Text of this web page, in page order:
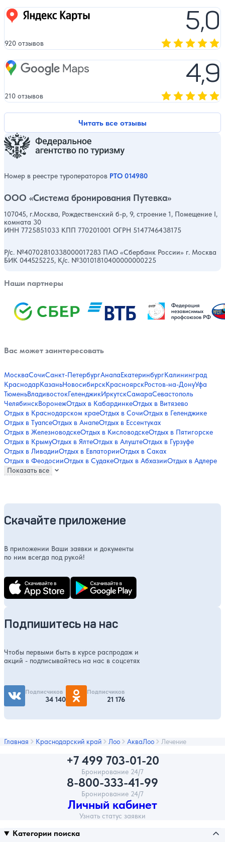
Читать все отзывы
Яндекс карты 5,0
920 отзывов
Google Maps 4,9
210 отзывов
Номер в реестре туроператоров РТО 014980
ООО «Система бронирования Путевка»
107045, г.Москва, Рождественский б-р, 9, строение 1, Помещение I,
комната 30
ИНН 7725851033 КПП 770201001 ОГРН 5147746438175
Р/с. №40702810338000017283 ПАО «Сбербанк России» г. Москва
БИК 044525225, К/с. №30101810400000000225
Наши партнеры
Вас может заинтересовать
МоскваСочиСанкт-ПетербургАнапаЕкатеринбургКалининград
КраснодарКазаньНовосибирскКрасноярскРостов-на-ДонуУфа
ТюменьВладивостокГеленджикИркутскСамараСевастополь
ЧелябинскВоронежОтдых в КабардинкеОтдых в Витязево
Отдых в Краснодарском краеОтдых в СочиОтдых в Геленджике
Отдых в ТуапсеОтдых в АнапеОтдых в Ессентуках
Отдых в ЖелезноводскеОтдых в КисловодскеОтдых в Пятигорске
Отдых в КрымуОтдых в ЯлтеОтдых в АлуштеОтдых в Гурзуфе
Отдых в ЛивадииОтдых в ЕвпаторииОтдых в Саках
Отдых в ФеодосииОтдых в СудакеОтдых в АбхазииОтдых в Адлере
Показать все
Скачайте приложение
В приложении Ваши заявки и документы
по ним всегда под рукой!
Подпишитесь на нас
Чтобы первыми быть в курсе распродаж и
акций - подписывайтесь на нас в соцсетях
Подписчиков
34 140
Подписчиков
21 176
Главная Краснодарский край Лоо АкваЛоо Лечение
+7 499 703-01-20
Бронирование 24/7
8-800-333-41-99
Бронирование 24/7
Личный кабинет
Узнать статус заявки
Категории поиска